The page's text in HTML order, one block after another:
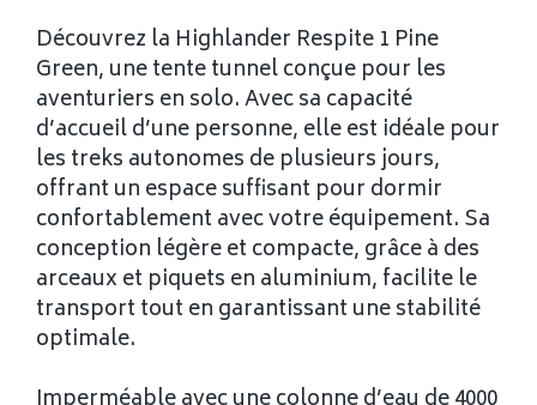
Découvrez la Highlander Respite 1 Pine
Green, une tente tunnel conçue pour les
aventuriers en solo. Avec sa capacité
d’accueil d’une personne, elle est idéale pour
les treks autonomes de plusieurs jours,
offrant un espace suffisant pour dormir
confortablement avec votre équipement. Sa
conception légère et compacte, grâce à des
arceaux et piquets en aluminium, facilite le
transport tout en garantissant une stabilité
optimale.